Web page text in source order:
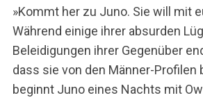
»Kommt her zu Juno. Sie will mit
Während einige ihrer absurden
Beleidigungen ihrer Gegenüber
dass sie von den Männer-Profilen
beginnt Juno eines Nachts mit